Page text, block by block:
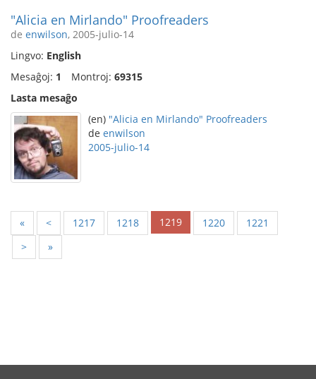
"Alicia en Mirlando" Proofreaders
de enwilson, 2005-julio-14
Lingvo: English
Mesaĝoj: 1 Montroj: 69315
Lasta mesaĝo
(en) "Alicia en Mirlando" Proofreaders
de enwilson
2005-julio-14
« < 1217 1218 1219 1220
1221
>
»